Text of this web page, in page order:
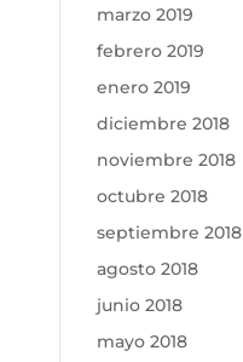
marzo 2019
febrero 2019
enero 2019
diciembre 2018
noviembre 2018
octubre 2018
septiembre 2018
agosto 2018
junio 2018
mayo 2018